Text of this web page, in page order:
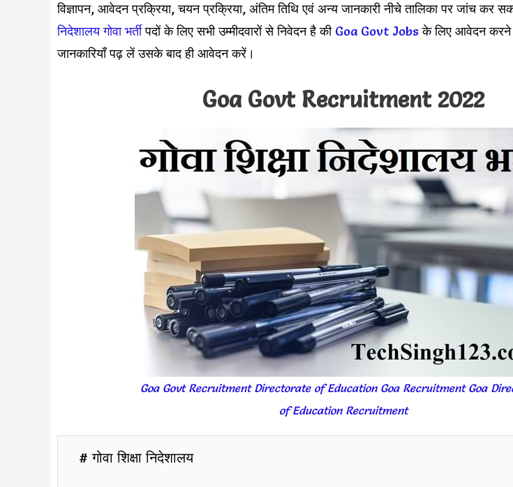
विज्ञापन, आवेदन प्रक्रिया, चयन प्रक्रिया, अंतिम तिथि एवं अन्य जानकारी नीचे तालिका पर जांच कर
निदेशालय गोवा भर्तीपदों के लिए सभी उम्मीदवारों से निवेदन है की Goa Govt Jobsके लिए आवेदन
जानकारियाँ पढ़ लें उसके बाद ही आवेदन करें।
Goa Govt Recruitment 2022
Goa Govt Recruitment Directorate of Education Goa Recruitment Goa
of Education Recruitment
# गोवा शिक्षा निदेशालय